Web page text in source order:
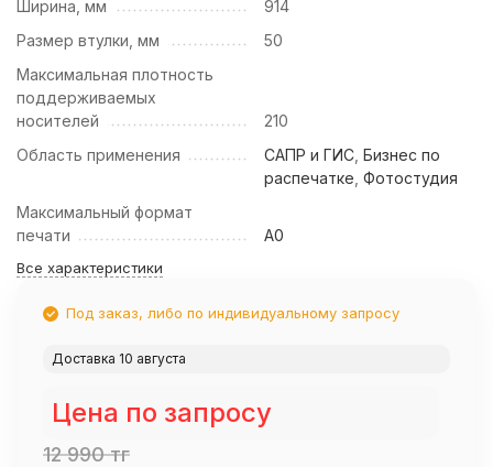
Ширина, мм
914
Размер втулки, мм
50
Максимальная плотность
поддерживаемых
носителей
210
Область применения
САПР и ГИС Бизнес по
распечатке Фотостудия
Максимальный формат
печати
A0
Все характеристики
Под заказ, либо по индивидуальному запросу
Доставка 10 августа
Цена по запросу
12 990 тг